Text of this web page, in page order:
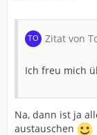
Zitat von
Ich freu mich
Na, dann ist ja
austauschen